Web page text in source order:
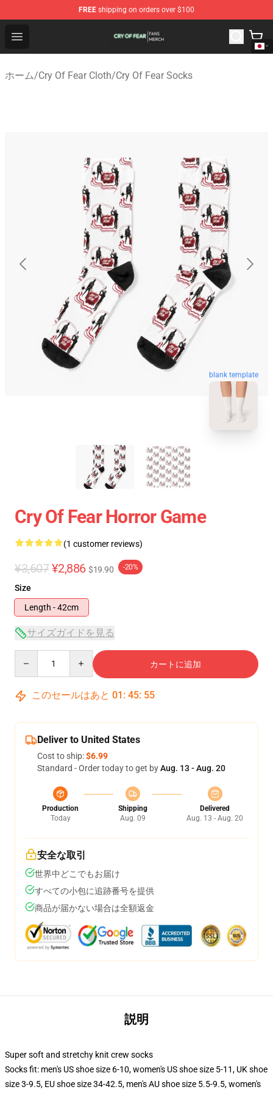
FREE shipping on orders over $100
Open menu
Cry Of Fear Shop - Official Cry Of Fear Merchandise Store
ホーム/Cry Of Fear Cloth/Cry Of Fear Socks
blank template
Cry Of Fear Horror Game
(1 customer reviews)
¥3,607 ¥2,886 $19.90 -20%
Size
Length - 42cm
サイズガイドを見る
カートに追加
このセールはあと 01 : 45: 54
Deliver to United States
Cost to ship:$6.99
Standard - Order today to get byAug. 13 - Aug. 20
Production
Today
Shipping
Aug. 09
Delivered
Aug. 13 - Aug. 20
安全な取引
世界中どこでもお届け
すべての小包に追跡番号を提供
商品が届かない場合は全額返金
説明
Super soft and stretchy knit crew socks
Socks fit: men's US shoe size 6-10, women's US shoe size 5-11, UK shoe
size 3-9.5, EU shoe size 34-42.5, men's AU shoe size 5.5-9.5, women's